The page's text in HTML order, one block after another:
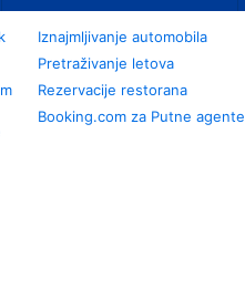
Iznajmljivanje automobila
Pretraživanje letova
Rezervacije restorana
Booking.com za Putne agente